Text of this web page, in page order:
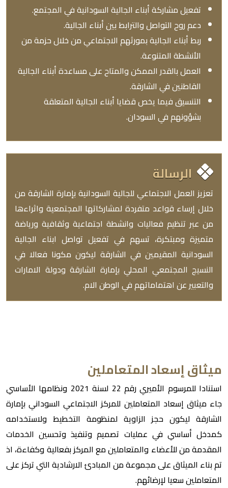
تفعيل مشاركة أبناء الجالية السودانية في المجتمع.
دعم روح التواصل والترابط بين أبناء الجالية.
ربط أبناء الجالية بمورثهم الاجتماعي من خلال حزمة من
الأنشطة المتنوعة.
العمل بالقدر الممكن والمتاح على مساعدة أبناء الجالية
القاطنين في الشارقة.
التنسيق فيما يخص قضايا أبناء الجالية المتعلقة
بشؤونهم في السودان.
الرسالة
تعزيز العمل الاجتماعي للجالية السودانية بإمارة الشارقة من
خلال إرساء قواعد متفردة لمشاركاتها المجتمعية واثراءها
من عبر تنظيم فعاليات وانشطة اجتماعية وثقافية ورياضة
متميزة ومبتكرة، تسهم في تفعيل تواصل ابناء الجالية
السودانية المقيمين في الشارقة ليكون مكونا فعالا في
النسيج المجتمعي المحلي بإمارة الشارقة ودولة الامارات
والتعبير عن اهتماماتهم في الوطن الام.
ميثاق إسعاد المتعاملين
استنادا للمرسوم الأميري رقم 22 لسنة 2021 ونظامها الأساسي
جاء ميثاق إسعاد المتعاملين للمركز الاجتماعي السوداني بإمارة
الشارقة ليكون حجز الزاوية لمنظومة التخطيط ولاستخدامه
كمدخل أساسي في عمليات تصميم وتنفيذ وتحسين الخدمات
المقدمة من للأعضاء والمتعاملين مع المركز بفعالية وكفاءة، اذ
تم بناء الميثاق على مجموعة من المبادئ الارشادية التي تركز على
المتعاملين سعيا لإرضائهم.